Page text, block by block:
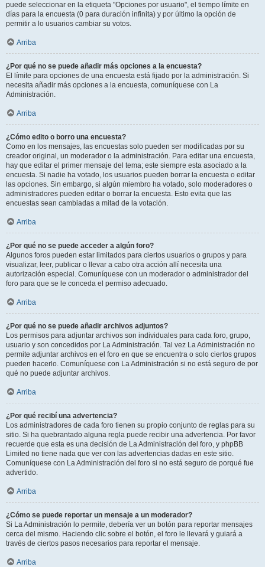
puede seleccionar en la etiqueta "Opciones por usuario", el tiempo límite en
días para la encuesta (0 para duración infinita) y por último la opción de
permitir a lo usuarios cambiar su votos.
Arriba
¿Por qué no se puede añadir más opciones a la encuesta?
El límite para opciones de una encuesta está fijado por la administración. Si
necesita añadir más opciones a la encuesta, comuníquese con La
Administración.
Arriba
¿Cómo edito o borro una encuesta?
Como en los mensajes, las encuestas solo pueden ser modificadas por su
creador original, un moderador o la administración. Para editar una encuesta,
hay que editar el primer mensaje del tema; este siempre esta asociado a la
encuesta. Si nadie ha votado, los usuarios pueden borrar la encuesta o editar
las opciones. Sin embargo, si algún miembro ha votado, solo moderadores o
administradores pueden editar o borrar la encuesta. Esto evita que las
encuestas sean cambiadas a mitad de la votación.
Arriba
¿Por qué no se puede acceder a algún foro?
Algunos foros pueden estar limitados para ciertos usuarios o grupos y para
visualizar, leer, publicar o llevar a cabo otra acción allí necesita una
autorización especial. Comuníquese con un moderador o administrador del
foro para que se le conceda el permiso adecuado.
Arriba
¿Por qué no se puede añadir archivos adjuntos?
Los permisos para adjuntar archivos son individuales para cada foro, grupo,
usuario y son concedidos por La Administración. Tal vez La Administración no
permite adjuntar archivos en el foro en que se encuentra o solo ciertos grupos
pueden hacerlo. Comuníquese con La Administración si no está seguro de por
qué no puede adjuntar archivos.
Arriba
¿Por qué recibí una advertencia?
Los administradores de cada foro tienen su propio conjunto de reglas para su
sitio. Si ha quebrantado alguna regla puede recibir una advertencia. Por favor
recuerde que esta es una decisión de La Administración del foro, y phpBB
Limited no tiene nada que ver con las advertencias dadas en este sitio.
Comuníquese con La Administración del foro si no está seguro de porqué fue
advertido.
Arriba
¿Cómo se puede reportar un mensaje a un moderador?
Si La Administración lo permite, debería ver un botón para reportar mensajes
cerca del mismo. Haciendo clic sobre el botón, el foro le llevará y guiará a
través de ciertos pasos necesarios para reportar el mensaje.
Arriba